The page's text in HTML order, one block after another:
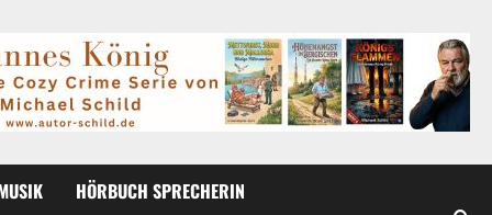
HÖRBUCH SPRECHERIN